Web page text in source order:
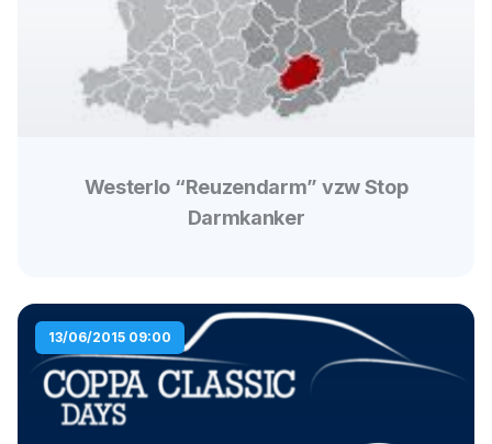
Westerlo “Reuzendarm” vzw Stop
Darmkanker
13/06/2015 09:00